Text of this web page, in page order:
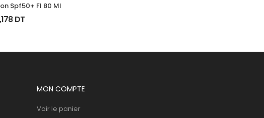
Spf50+ Fl 80 Ml
DT
MON COMPTE
Voir le panier